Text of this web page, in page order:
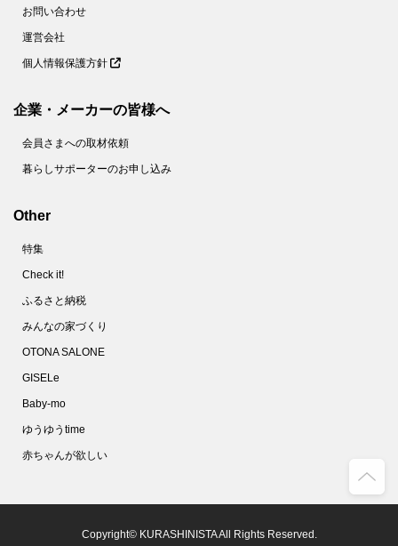
お問い合わせ
運営会社
個人情報保護方針
企業・メーカーの皆様へ
会員さまへの取材依頼
暮らしサポーターのお申し込み
Other
特集
Check it!
ふるさと納税
みんなの家づくり
OTONA SALONE
GISELe
Baby-mo
ゆうゆうtime
赤ちゃんが欲しい
Copyright© KURASHINISTA All Rights Reserved.